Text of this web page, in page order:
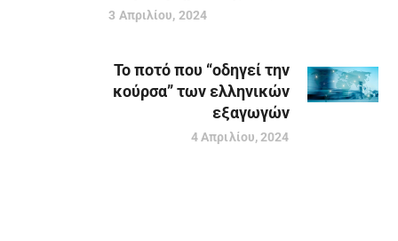
3 Απριλίου, 2024
Το ποτό που “οδηγεί την
κούρσα” των ελληνικών
εξαγωγών
4 Απριλίου, 2024